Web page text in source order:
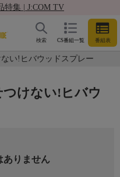
特集 | J:COM TV
CS番組一覧 番組表
検索
い!ヒバウッドスプレー
けない!ヒバウ
ありません